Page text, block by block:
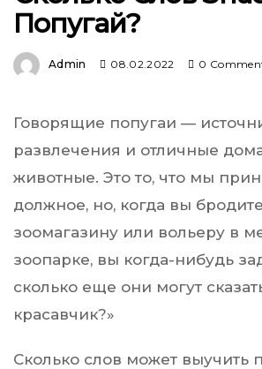
Попугай?
Admin 08.02.2022 0
Говорящие попугаи —
развлечения и отличные
животные. Это то, что мы
должное, но, когда вы
зоомагазину или вольеру в
зоопарке, вы когда-нибудь
сколько еще они могут
красавчик?»
Сколько слов может выучить